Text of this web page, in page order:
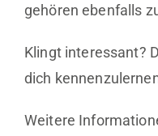
gehören ebenfalls
Klingt interessant?
dich
Weitere